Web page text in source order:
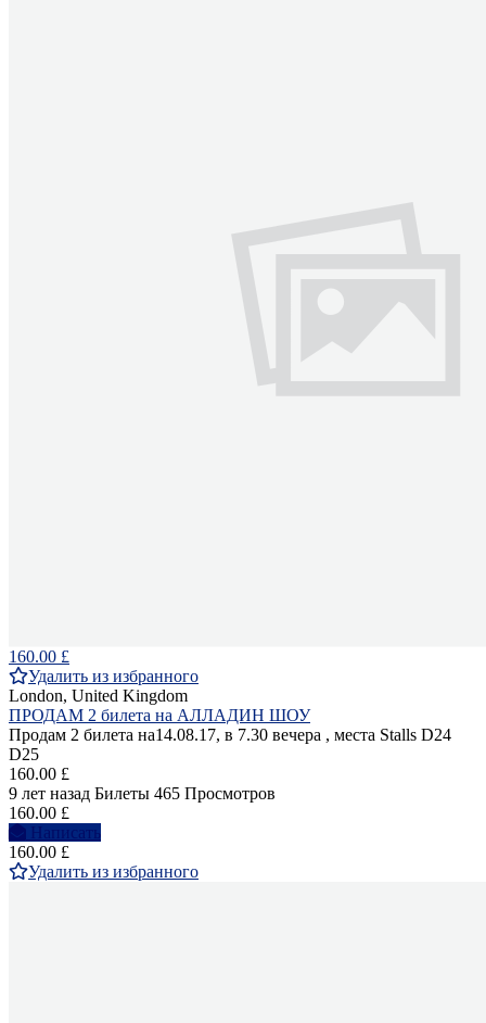
160.00 £
Удалить из избранного
London, United Kingdom
ПРОДАМ 2 билета на АЛЛАДИН ШОУ
Продам 2 билета на14.08.17, в 7.30 вечера , места Stalls D24
D25
160.00 £
9 лет назад Билеты 465 Просмотров
160.00 £
Написать
160.00 £
Удалить из избранного